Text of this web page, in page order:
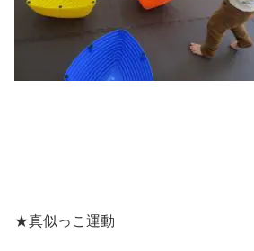
★真似っこ運動